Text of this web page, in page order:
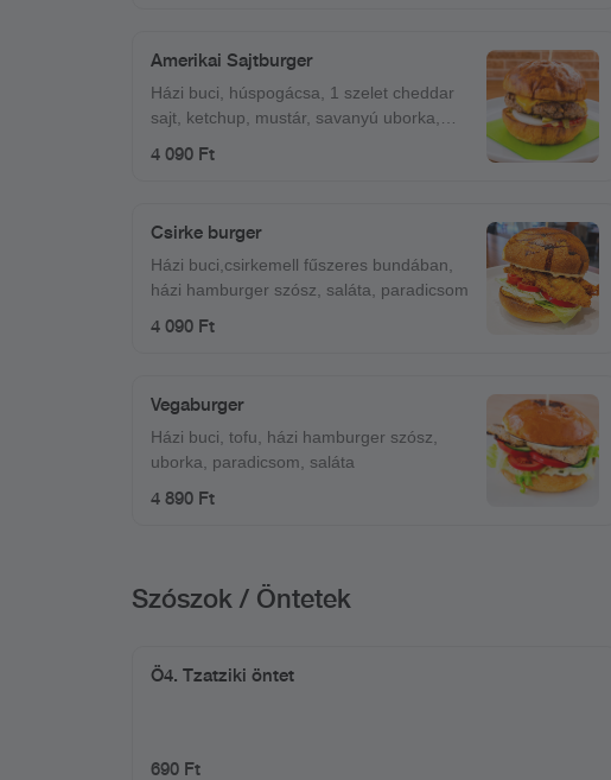
Amerikai Sajtburger
Házi buci, húspogácsa, 1 szelet cheddar
sajt, ketchup, mustár, savanyú uborka,
4 090 Ft
Csirke burger
Házi buci,csirkemell fűszeres bundában,
házi hamburger szósz, saláta, paradicsom
4 090 Ft
Vegaburger
Házi buci, tofu, házi hamburger szósz,
uborka, paradicsom, saláta
4 890 Ft
Szószok / Öntetek
Ö4. Tzatziki öntet
690 Ft